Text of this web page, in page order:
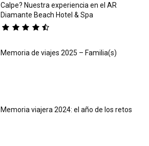
Calpe? Nuestra experiencia en el AR
Diamante Beach Hotel & Spa
Memoria de viajes 2025 – Familia(s)
Memoria viajera 2024: el año de los retos